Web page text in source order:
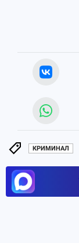
КРИМИНАЛ